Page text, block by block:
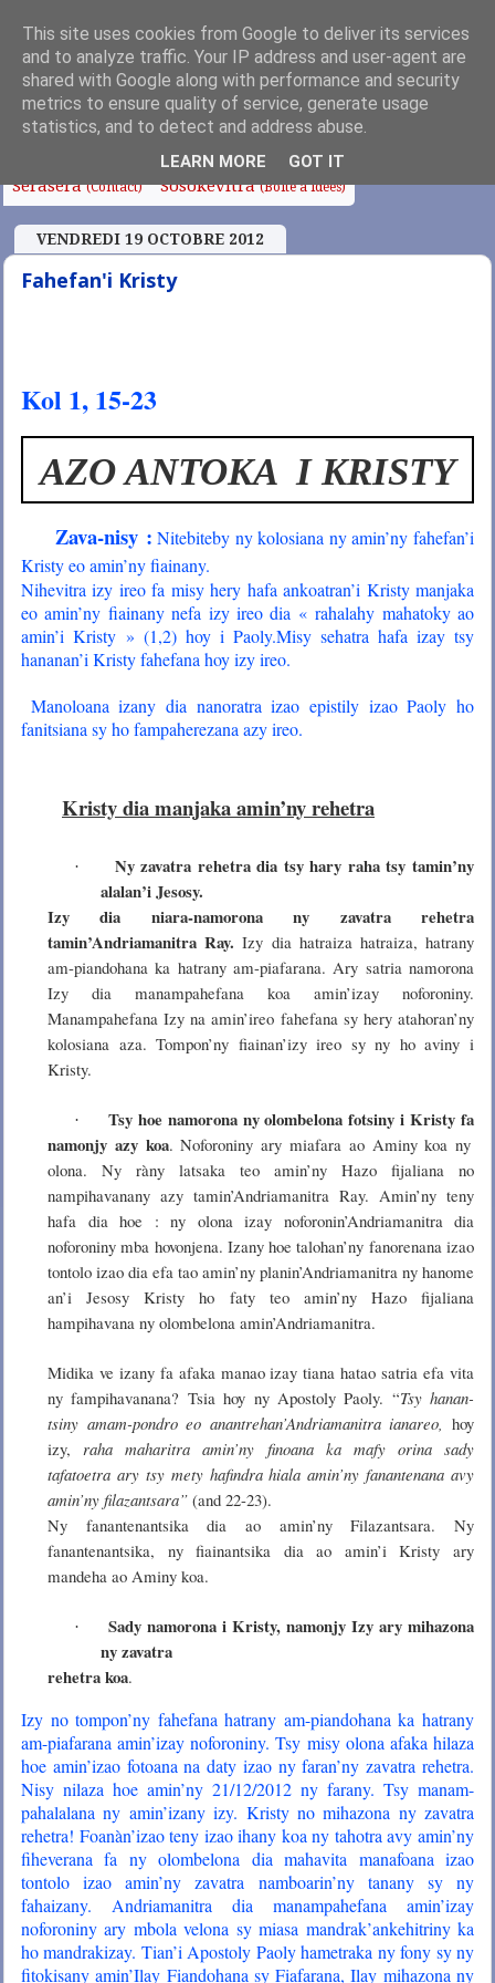
Fanoroana (Index) Fanolorana (Intro) Edito
Anjara Soa
Serasera(Contact) Sosokevitra(Boîte à idées)
VENDREDI 19 OCTOBRE 2012
Fahefan'i Kristy
Kol 1, 15-23
AZO ANTOKA I KRISTY
Zava-nisy : Nitebiteby ny kolosiana ny amin’ny fahefan’i
Kristy eo amin’ny fiainany.
Nihevitra izy ireo fa misy hery hafa ankoatran’i Kristy manjaka
eo amin’ny fiainany nefa izy ireo dia « rahalahy mahatoky ao
amin’i Kristy » (1,2) hoy i Paoly.Misy sehatra hafa izay tsy
hananan’i Kristy fahefana hoy izy ireo.
Manoloana izany dia nanoratra izao epistily izao Paoly ho
fanitsiana sy ho fampaherezana azy ireo.
Kristy dia manjaka amin’ny rehetra
·
Ny zavatra rehetra dia tsy hary raha tsy tamin’ny
alalan’i Jesosy.
Izy dia niara-namorona ny zavatra rehetra
tamin’Andriamanitra Ray. Izy dia hatraiza hatraiza, hatrany
am-piandohana ka hatrany am-piafarana. Ary satria namorona
Izy dia manampahefana koa amin’izay noforoniny.
Manampahefana Izy na amin’ireo fahefana sy hery atahoran’ny
kolosiana aza. Tompon’ny fiainan’izy ireo sy ny ho aviny i
Kristy.
·
Tsy hoe namorona ny olombelona fotsiny i Kristy fa
namonjy azy koa. Noforoniny ary miafara ao Aminy koa ny
olona. Ny ràny latsaka teo amin’ny Hazo fijaliana no
nampihavanany azy tamin’Andriamanitra Ray. Amin’ny teny
hafa dia hoe : ny olona izay noforonin’Andriamanitra dia
noforoniny mba hovonjena. Izany hoe talohan’ny fanorenana izao
tontolo izao dia efa tao amin’ny planin’Andriamanitra ny hanome
an’i Jesosy Kristy ho faty teo amin’ny Hazo fijaliana
hampihavana ny olombelona amin’Andriamanitra.
Midika ve izany fa afaka manao izay tiana hatao satria efa vita
ny fampihavanana? Tsia hoy ny Apostoly Paoly. “Tsy hanan-
tsiny amam-pondro eo anantrehan’Andriamanitra ianareo, hoy
izy, raha maharitra amin’ny finoana ka mafy orina sady
tafatoetra ary tsy mety hafindra hiala amin’ny fanantenana avy
amin’ny filazantsara” (and 22-23).
Ny fanantenantsika dia ao amin’ny Filazantsara. Ny
fanantenantsika, ny fiainantsika dia ao amin’i Kristy ary
mandeha ao Aminy koa.
·
Sady namorona i Kristy, namonjy Izy ary mihazona
ny zavatra
rehetra koa.
Izy no tompon’ny fahefana hatrany am-piandohana ka hatrany
am-piafarana amin’izay noforoniny. Tsy misy olona afaka hilaza
hoe amin’izao fotoana na daty izao ny faran’ny zavatra rehetra.
Nisy nilaza hoe amin’ny 21/12/2012 ny farany. Tsy manam-
pahalalana ny amin’izany izy. Kristy no mihazona ny zavatra
rehetra! Foanàn’izao teny izao ihany koa ny tahotra avy amin’ny
fiheverana fa ny olombelona dia mahavita manafoana izao
tontolo izao amin’ny zavatra namboarin’ny tanany sy ny
fahaizany. Andriamanitra dia manampahefana amin’izay
noforoniny ary mbola velona sy miasa mandrak’ankehitriny ka
ho mandrakizay. Tian’i Apostoly Paoly hametraka ny fony sy ny
fitokisany amin’Ilay Fiandohana sy Fiafarana, Ilay mihazona ny
This site uses cookies from Google to deliver its services
and to analyze traffic. Your IP address and user-agent are
shared with Google along with performance and security
metrics to ensure quality of service, generate usage
statistics, and to detect and address abuse.
LEARN MORE GOT IT